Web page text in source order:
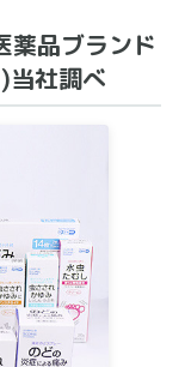
品ブランド
社調べ